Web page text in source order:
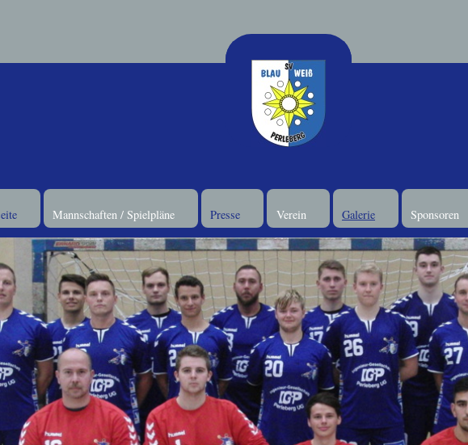
Mannschaften / Spielpläne Presse Verein Galerie Sponsoren